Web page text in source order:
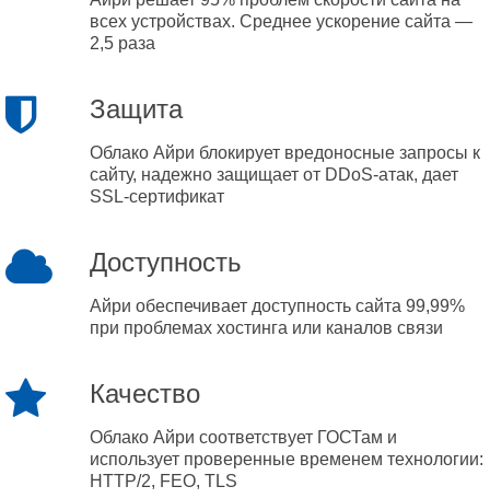
всех устройствах. Среднее ускорение сайта —
2,5 раза
Защита
Облако Айри блокирует вредоносные запросы к
сайту, надежно защищает от DDoS-атак, дает
SSL-сертификат
Доступность
Айри обеспечивает доступность сайта 99,99%
при проблемах хостинга или каналов связи
Качество
Облако Айри соответствует ГОСТам и
использует проверенные временем технологии:
HTTP/2, FEO, TLS